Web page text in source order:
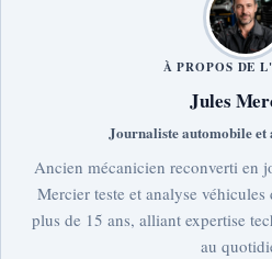
À PROPOS DE
Jules
Journaliste automobile et
Ancien mécanicien reconverti en
Mercier teste et analyse
plus de 15 ans, alliant expertise
au